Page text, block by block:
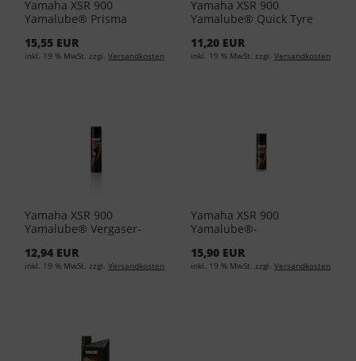
Yamaha XSR 900
Yamalube® Prisma
A0-41 (EUR 43,17/L)
15,55 EUR
inkl. 19 % MwSt. zzgl. Versandkosten
Yamaha XSR 900
Yamalube® Quick Tyre
ML YMD-65049-A1-11
(EUR 33,17/L)
11,20 EUR
inkl. 19 % MwSt. zzgl. Versandkosten
Yamaha XSR 900
Yamalube® Vergaser-
400ml YMD-65049-A1-01
(EUR 24,88/L)
12,94 EUR
inkl. 19 % MwSt. zzgl. Versandkosten
Yamaha XSR 900
Yamalube®-
65049-A0-51 (EUR 43,17/L)
15,90 EUR
inkl. 19 % MwSt. zzgl. Versandkosten